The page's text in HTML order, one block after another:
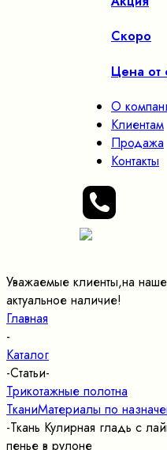
Скоро
Цена от
О
Клиентам
Продажа
Контакты
Уважаемые клиенты,на
актуальное наличие!
Главная
-
Каталог
-Статьи-
Трикотажные полотна
ТканиМатериалы по
-Ткань Кулирная гладь с
пенье в рулоне